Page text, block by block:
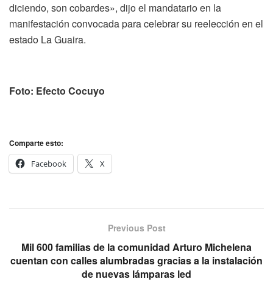
diciendo, son cobardes», dijo el mandatario en la
manifestación convocada para celebrar su reelección en el
estado La Guaira.
Foto: Efecto Cocuyo
Comparte esto:
Facebook
X
Previous Post
Mil 600 familias de la comunidad Arturo Michelena
cuentan con calles alumbradas gracias a la instalación
de nuevas lámparas led